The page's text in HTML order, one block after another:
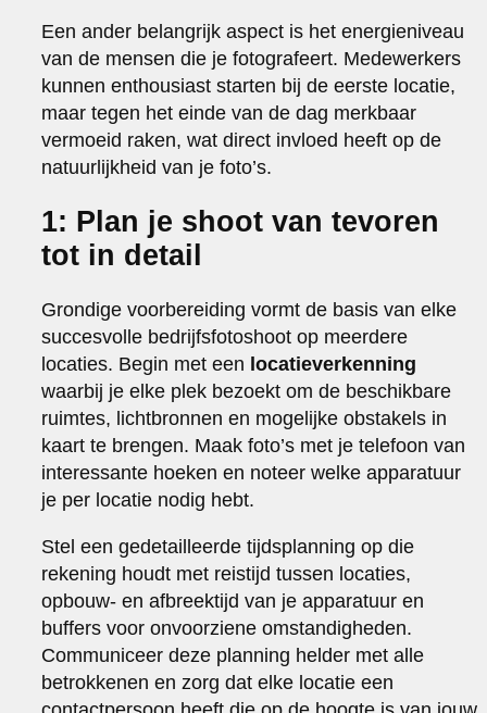
Een ander belangrijk aspect is het energieniveau
van de mensen die je fotografeert. Medewerkers
kunnen enthousiast starten bij de eerste locatie,
maar tegen het einde van de dag merkbaar
vermoeid raken, wat direct invloed heeft op de
natuurlijkheid van je foto’s.
1: Plan je shoot van tevoren
tot in detail
Grondige voorbereiding vormt de basis van elke
succesvolle bedrijfsfotoshoot op meerdere
locaties. Begin met een locatieverkenning
waarbij je elke plek bezoekt om de beschikbare
ruimtes, lichtbronnen en mogelijke obstakels in
kaart te brengen. Maak foto’s met je telefoon van
interessante hoeken en noteer welke apparatuur
je per locatie nodig hebt.
Stel een gedetailleerde tijdsplanning op die
rekening houdt met reistijd tussen locaties,
opbouw- en afbreektijd van je apparatuur en
buffers voor onvoorziene omstandigheden.
Communiceer deze planning helder met alle
betrokkenen en zorg dat elke locatie een